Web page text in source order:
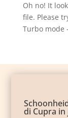
Oh no! It
file. Please
Turbo mode
di Cupra